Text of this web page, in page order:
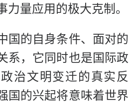
力量应用的极大克制。
国的自身条件、面对的
系，它同时也是国际政
治文明变迁的真实反
国的兴起将意味着世界